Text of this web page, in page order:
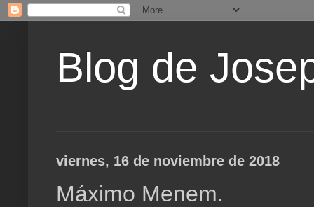
Blog de
viernes, 16 de noviembre de 2018
Máximo Menem.